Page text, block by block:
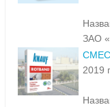
ЗАО
2019